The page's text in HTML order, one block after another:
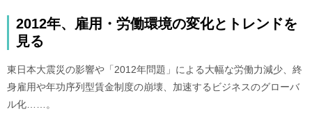
2012年、雇用・労働環境の変化とトレンドを
見る
東日本大震災の影響や「2012年問題」による大幅な労働力減少、終
身雇用や年功序列型賃金制度の崩壊、加速するビジネスのグローバ
ル化……。